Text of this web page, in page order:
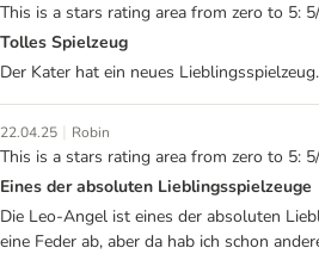
This is a stars rating area from zero to 5:
Tolles Spielzeug
Der Kater hat ein neues
22.04.25 | Robin
This is a stars rating area from zero to 5:
Eines der absoluten Lieblingsspielzeuge
Die Leo-Angel ist eines der absoluten
eine Feder ab, aber da hab ich schon